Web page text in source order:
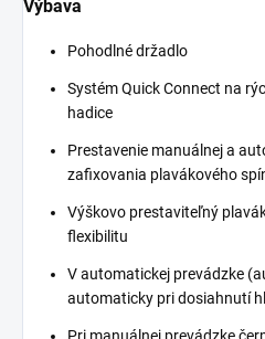
Výbava
Pohodlné držadlo
SystémQuick Connect na
hadice
Prestavenie manuálnej a
zafixovania plavákového
Výškovo prestaviteľný
flexibilitu
V automatickej prevádzke
automaticky pri dosiahnutí
Pri manuálnej prevádzke